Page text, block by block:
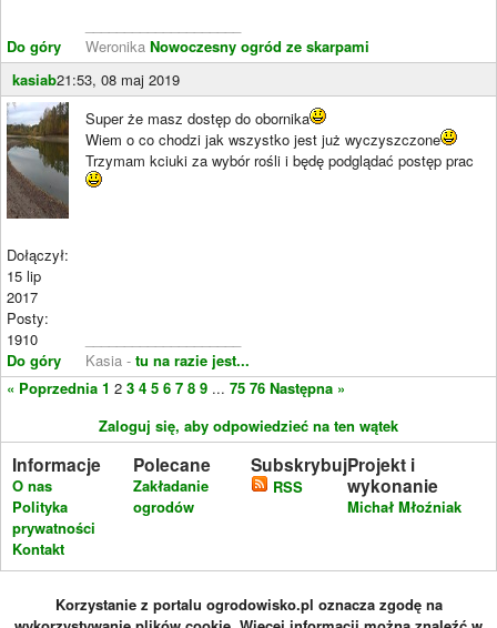
Do góry
Weronika Nowoczesny ogród ze skarpami
kasiab21:53, 08 maj 2019
Dołączył:
15 lip
2017
Posty:
1910
Do góry
Super że masz dostęp do obornika
Wiem o co chodzi jak wszystko jest już wyczyszczone
Trzymam kciuki za wybór rośli i będę podglądać postęp prac
Kasia - tu na razie jest...
« Poprzednia 1 2 3 4 5 6 7 8 9 ... 75 76 Następna »
Zaloguj się, aby odpowiedzieć na ten wątek
Informacje
O nas
Polityka
prywatności
Kontakt
Polecane
Zakładanie
ogrodów
Subskrybuj
RSS
Projekt i
wykonanie
Michał Młoźniak
Korzystanie z portalu ogrodowisko.pl oznacza zgodę na